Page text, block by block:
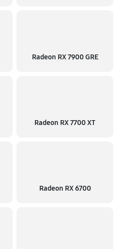
Radeon RX 7900 GRE
Radeon RX 7700 XT
Radeon RX 6700